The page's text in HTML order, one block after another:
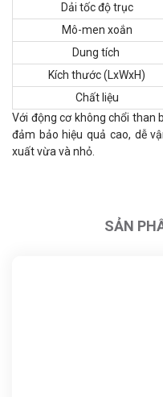
Dải tốc độ trục
Mô-men xoắn
Dung tích
Kích thước (LxWxH)
Chất liệu
Với động cơ không chổi than
đảm bảo hiệu quả cao, dễ
xuất vừa và nhỏ.
SẢN